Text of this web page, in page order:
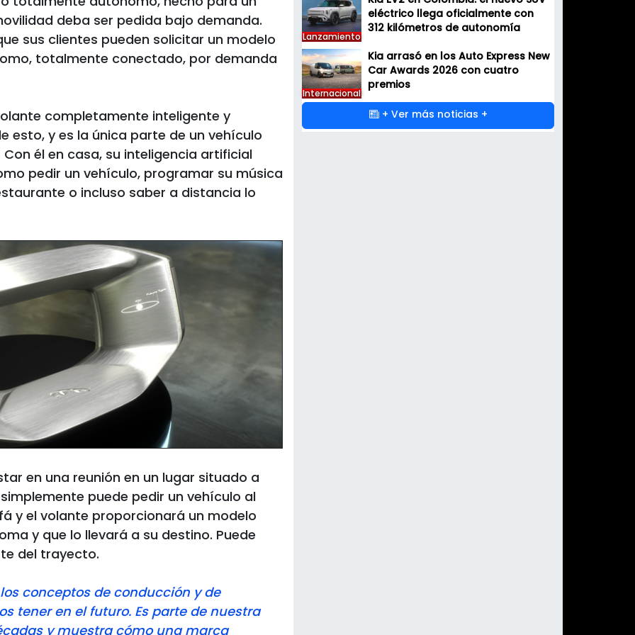
deba ser pedida bajo demanda.
sus clientes pueden solicitar un modelo
totalmente conectado, por demanda
completamente inteligente y
esto, y es la única parte de un vehículo
él en casa, su inteligencia artificial
pedir un vehículo, programar su música
o incluso saber a distancia lo
en una reunión en un lugar situado a
puede pedir un vehículo al
y el volante proporcionará un modelo
y que lo llevará a su destino. Puede
del trayecto.
conceptos de conducción y de
tener en el futuro. Es parte de nuestra
y muestra cómo una marca
Lanzamiento
Kia EV2 en Colombia: el nuevo SUV
eléctrico llega oficialmente con
Kia arrasó en los Auto Express New
Car Awards 2026 con cuatro
premios
+ Ver más noticias +